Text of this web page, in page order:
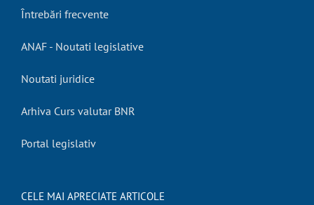
Întrebări frecvente
ANAF - Noutati legislative
Noutati juridice
Arhiva Curs valutar BNR
Portal legislativ
CELE MAI APRECIATE ARTICOLE